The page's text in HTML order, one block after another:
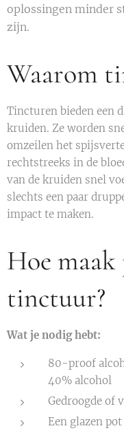
oplossingen minder
zijn.
Waarom
Tincturen bieden een
kruiden. Ze worden
omzeilen het
rechtstreeks in de
van de kruiden snel
slechts een paar
impact te maken.
Hoe maak
tinctuur?
Wat je nodig hebt:
80-proof
40% alcohol
Gedroogde of
Een glazen